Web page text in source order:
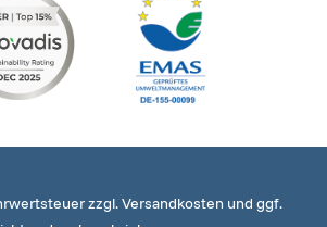
zzgl. Versandkosten und ggf.